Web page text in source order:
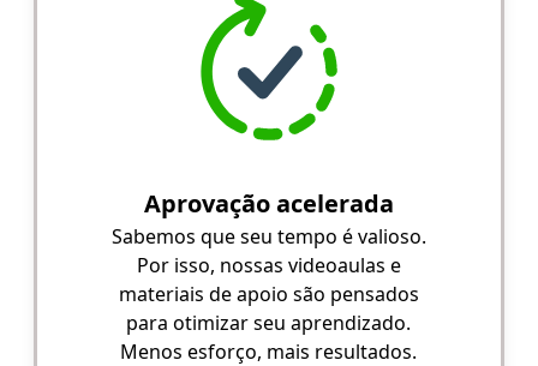
Aprovação acelerada
Sabemos que seu tempo é valioso.
Por isso, nossas videoaulas e
materiais de apoio são pensados
para otimizar seu aprendizado.
Menos esforço, mais resultados.